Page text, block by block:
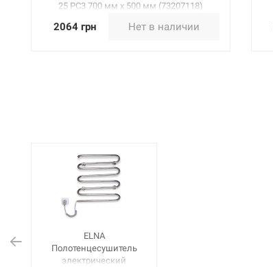
25 PC3 700 мм х 500 мм (73207118)
2064 грн Нет в наличии
ELNA
Полотенцесушитель
электрический